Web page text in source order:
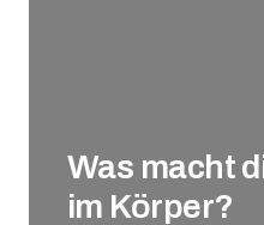
Was macht
im Körper?